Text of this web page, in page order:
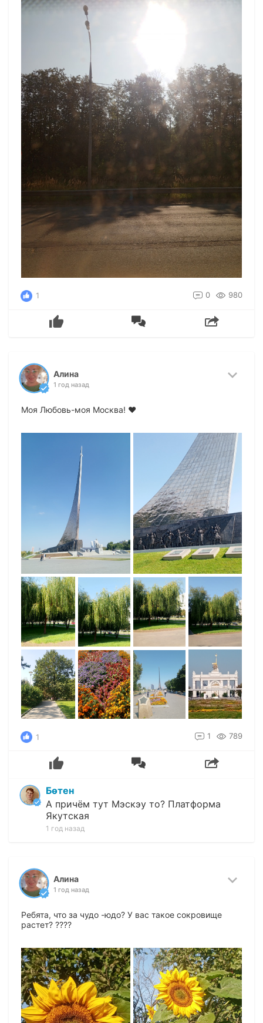
1 0 980
Алина
1 год назад
Моя Любовь-моя Москва! ❤
1 1 789
Бөтен
А причём тут Мэскэу то? Платформа
Якутская
1 год назад
Алина
1 год назад
Ребята, что за чудо -юдо? У вас такое сокровище
растет? ????